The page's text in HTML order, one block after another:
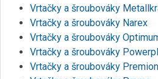
Vrtačky a šroubováky
Vrtačky a šroubováky Narex
Vrtačky a šroubováky
Vrtačky a šroubováky
Vrtačky a šroubováky Premion